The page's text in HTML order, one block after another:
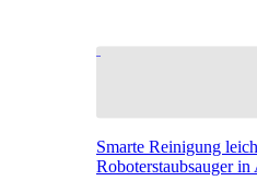
Smarte Reinigung
Roboterstaubsauger